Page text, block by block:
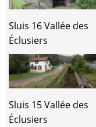
Sluis 16 Vallée des
Éclusiers
Sluis 15 Vallée des
Éclusiers